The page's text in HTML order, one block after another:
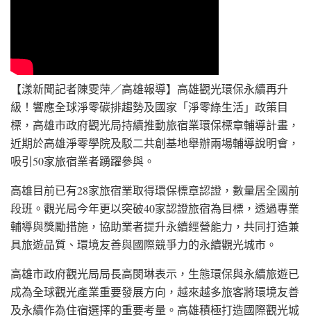
【漾新聞記者陳雯萍／高雄報導】高雄觀光環保永續再升
級！響應全球淨零碳排趨勢及國家「淨零綠生活」政策目
標，高雄市政府觀光局持續推動旅宿業環保標章輔導計畫，
近期於高雄淨零學院及駁二共創基地舉辦兩場輔導說明會，
吸引50家旅宿業者踴躍參與。
高雄目前已有28家旅宿業取得環保標章認證，數量居全國前
段班。觀光局今年更以突破40家認證旅宿為目標，透過專業
輔導與獎勵措施，協助業者提升永續經營能力，共同打造兼
具旅遊品質、環境友善與國際競爭力的永續觀光城市。
高雄市政府觀光局局長高閔琳表示，生態環保與永續旅遊已
成為全球觀光產業重要發展方向，越來越多旅客將環境友善
及永續作為住宿選擇的重要考量。高雄積極打造國際觀光城